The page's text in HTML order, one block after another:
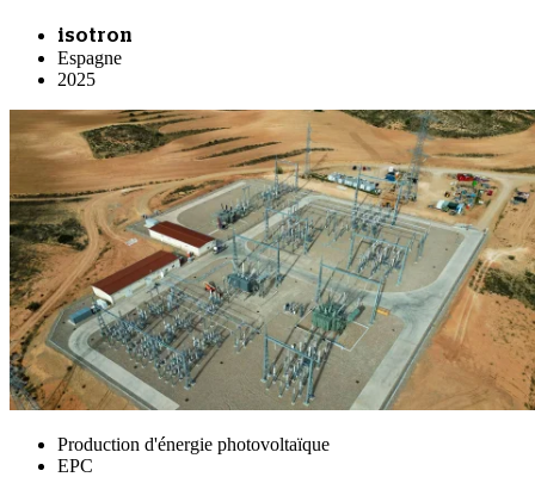
isotron
Espagne
2025
Production d'énergie photovoltaïque
EPC